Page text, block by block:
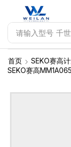
请输入型号 千
首页 SEKO赛高
SEKO赛高